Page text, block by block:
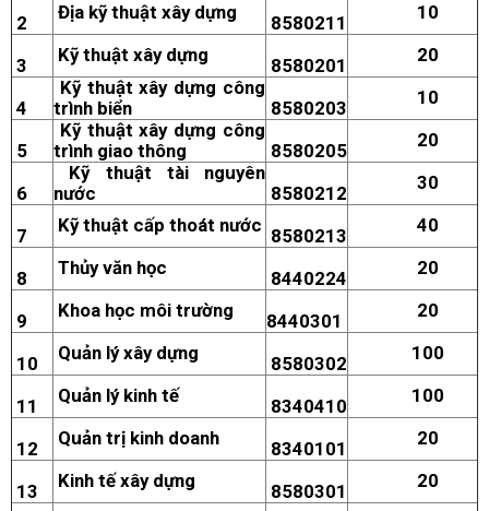
2 Địa kỹ thuật xây dựng 8580211 10
3 Kỹ thuật xây dựng 8580201 20
4
Kỹ thuật xây dựng công
trình biển
8580203 10
5
Kỹ thuật xây dựng công
trình giao thông
8580205 20
6
Kỹ thuật tài nguyên
nước
8580212 30
7 Kỹ thuật cấp thoát nước 8580213 40
8 Thủy văn học 8440224 20
9 Khoa học môi trường 8440301 20
10 Quản lý xây dựng 8580302 100
11 Quản lý kinh tế 8340410 100
12 Quản trị kinh doanh 8340101 20
13 Kinh tế xây dựng 8580301 20